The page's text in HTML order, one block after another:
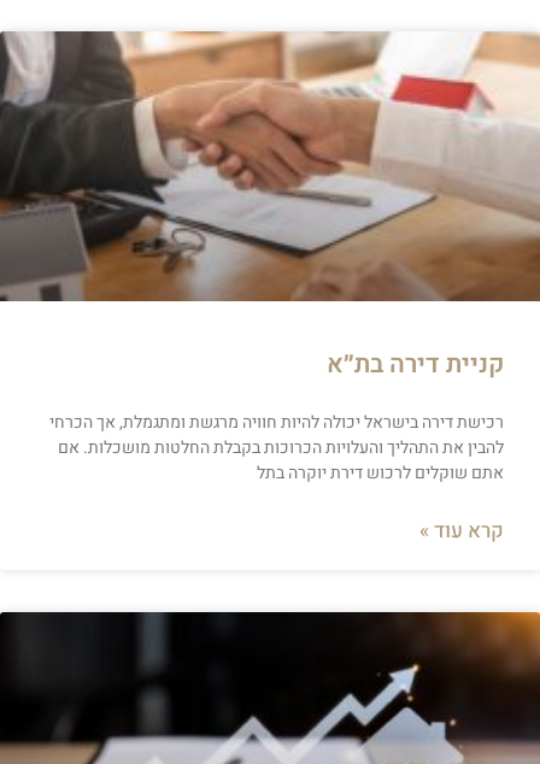
קניית דירה בת״א
רכישת דירה בישראל יכולה להיות חוויה מרגשת ומתגמלת, אך הכרחי
להבין את התהליך והעלויות הכרוכות בקבלת החלטות מושכלות. אם
אתם שוקלים לרכוש דירת יוקרה בתל
קרא עוד »